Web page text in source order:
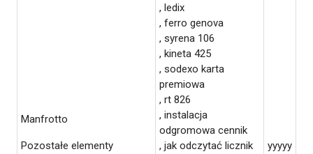
Manfrotto
Pozostałe elementy
, ledix
, ferro genova
, syrena 106
, kineta 425
, sodexo karta
premiowa
, rt 826
, instalacja
odgromowa cennik
, jak odczytać licznik
yyyyy